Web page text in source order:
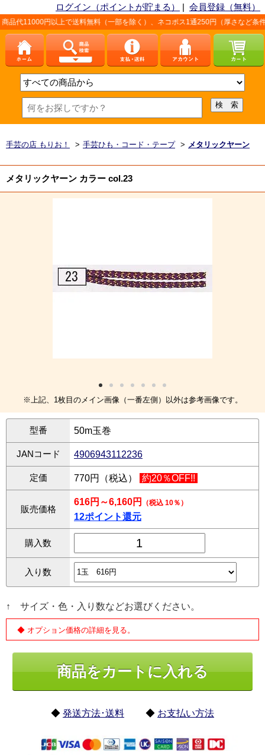
ログイン（ポイントが貯まる） | 会員登録（無料）
送料無料（一部を除く）、ネコポス1通250円（厚さなど条件あり）。詳しく
手芸の店 もりお！ > 手芸ひも・コード・テープ > メタリックヤーン
メタリックヤーン カラー col.23
※上記、1枚目のメイン画像（一番左側）以外は参考画像です。
型番 50m玉巻
JANコード 4906943112236
定価 770円（税込） 約20％OFF!!
販売価格
616円～6,160円 （税込 10％）
12ポイント還元
購入数
入り数
↑ サイズ・色・入り数などお選びください。
◆ オプション価格の詳細を見る。
◆ 発送方法･送料 ◆ お支払い方法